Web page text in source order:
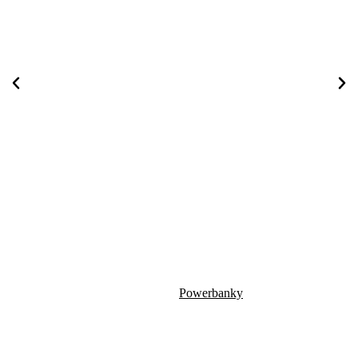
Powerbanky